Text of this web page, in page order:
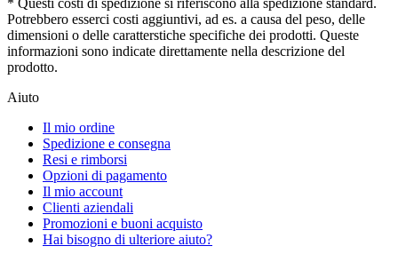
Potrebbero esserci costi aggiuntivi, ad es. a causa del peso, delle
dimensioni o delle caratterstiche specifiche dei prodotti. Queste
informazioni sono indicate direttamente nella descrizione del
prodotto.
Aiuto
Il mio ordine
Spedizione e consegna
Resi e rimborsi
Opzioni di pagamento
Il mio account
Clienti aziendali
Promozioni e buoni acquisto
Hai bisogno di ulteriore aiuto?